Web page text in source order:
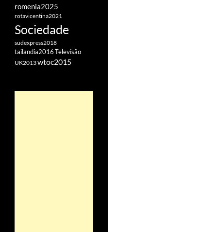
romenia2025
rotavicentina2021
Sociedade
sudexpress2018
tailandia2016Televisão
UK2013wtoc2015